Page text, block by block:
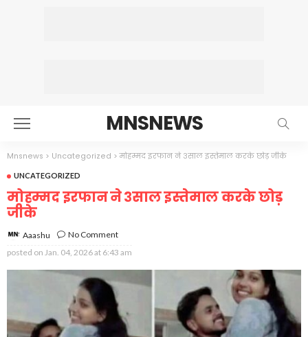
MNSNEWS
Mnsnews > Uncategorized >मोहम्मद इरफान ने ३साल इस्तेमाल करके छोड़ जीके
UNCATEGORIZED
मोहम्मद इरफान ने ३साल इस्तेमाल करके छोड़
जीके
Aaashu
No Comment
posted on Jan. 04, 2026 at 6:43 am